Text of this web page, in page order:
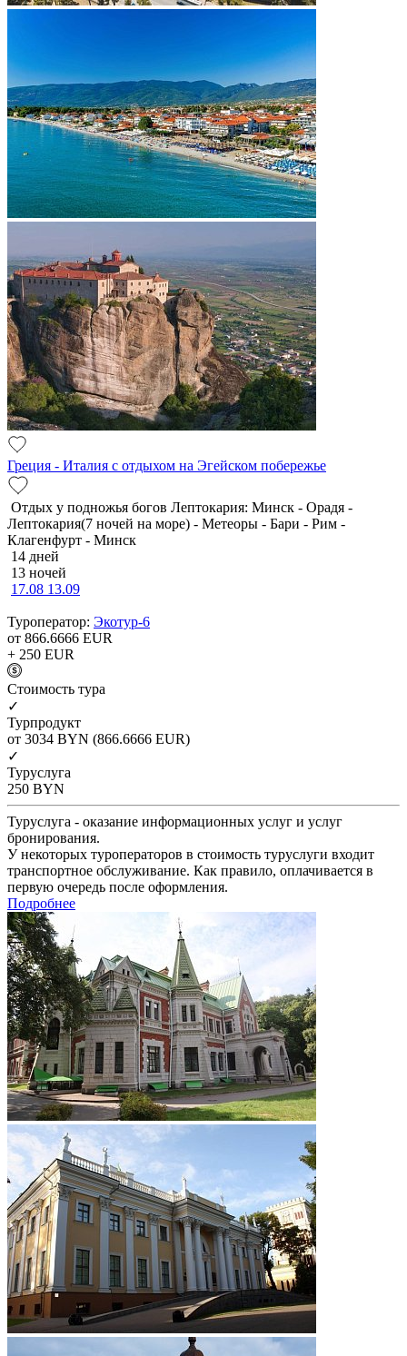
Греция - Италия с отдыхом на Эгейском побережье
Отдых у подножья богов Лептокария: Минск - Орадя -
Лептокария(7 ночей на море) - Метеоры - Бари - Рим -
Клагенфурт - Минск
14 дней
13 ночей
17.08 13.09
Туроператор: Экотур-6
от 866.6666 EUR
+ 250 EUR
Cтоимость тура
✓
Турпродукт
от 3034 BYN (866.6666 EUR)
✓
Туруслуга
250 BYN
Туруслуга - оказание информационных услуг и услуг
бронирования.
У некоторых туроператоров в стоимость туруслуги входит
транспортное обслуживание. Как правило, оплачивается в
первую очередь после оформления.
Подробнее